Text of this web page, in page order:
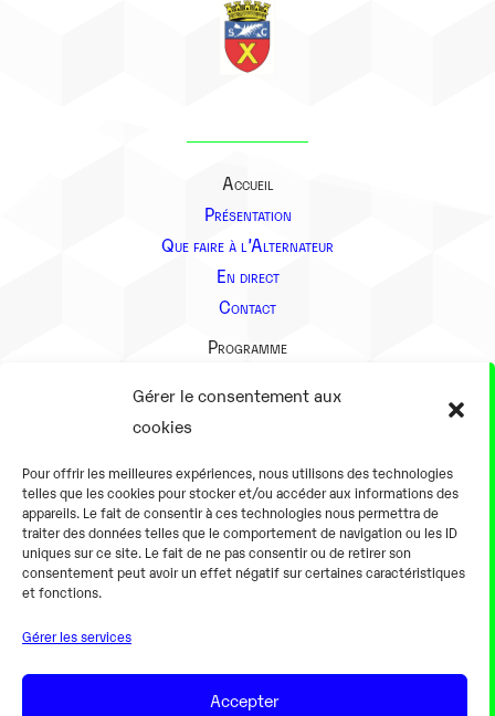
Gérer le consentement aux
cookies
Pour offrir les meilleures expériences, nous utilisons des technologies
telles que les cookies pour stocker et/ou accéder aux informations des
appareils. Le fait de consentir à ces technologies nous permettra de
traiter des données telles que le comportement de navigation ou les ID
uniques sur ce site. Le fait de ne pas consentir ou de retirer son
consentement peut avoir un effet négatif sur certaines caractéristiques
et fonctions.
Gérer les services
Accepter
Accueil
Présentation
Que faire à l’Alternateur
En direct
Contact
Programme
Présentation
En pratique
Tarifs et horaires
Salles
Équipements numériques
Gaming